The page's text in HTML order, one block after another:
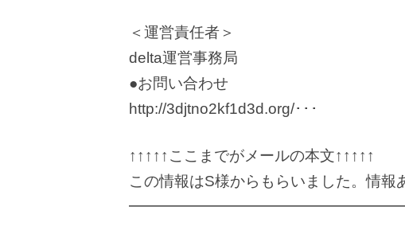
＜運営責任者＞
delta運営事務局
●お問い合わせ
http://3djtno2kf1d3d.org/･･･
↑↑↑↑↑ここまでがメールの本文↑↑↑↑↑
この情報はS様からもらいました。情報